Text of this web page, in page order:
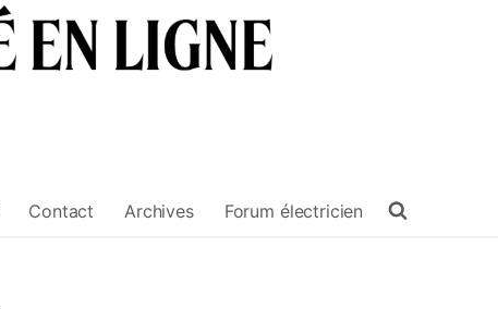
Contact Archives Forum électricien